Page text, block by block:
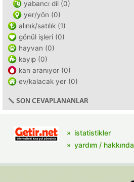
yabancı dil (0)
yer/yön (0)
alınık/satılık (1)
gönül işleri (0)
hayvan (0)
kayıp (0)
kan aranıyor (0)
ev/kalacak yer (0)
SON CEVAPLANANLAR
istatistikler
yardım / hakkında